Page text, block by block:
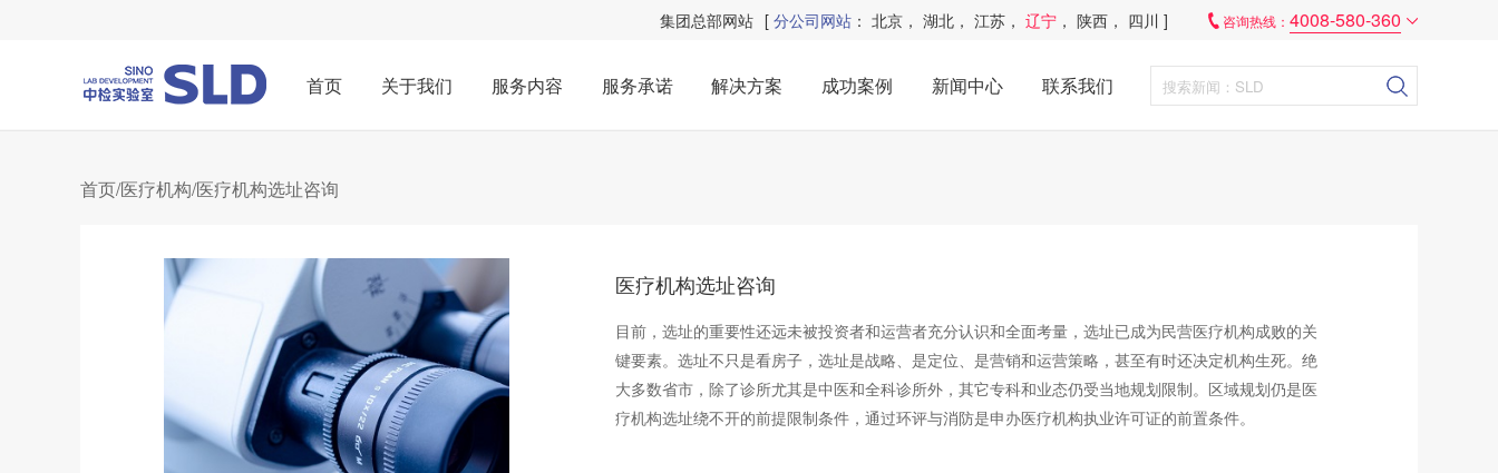
集团总部网站 [ 分公司网站 ： 北京 ， 湖北 ， 江苏 ， 辽宁 ， 陕西 ， 四川 ] 咨询热线： 4008-580-360
首页 关于我们 服务内容 服务承诺 解决方案 成功案例 新闻中心 联系我们
首页/医疗机构/医疗机构选址咨询
医疗机构选址咨询
目前，选址的重要性还远未被投资者和运营者充分认识和全面考量，选址已成为民营医疗机构成败的关
键要素。选址不只是看房子，选址是战略、是定位、是营销和运营策略，甚至有时还决定机构生死。绝
大多数省市，除了诊所尤其是中医和全科诊所外，其它专科和业态仍受当地规划限制。区域规划仍是医
疗机构选址绕不开的前提限制条件，通过环评与消防是申办医疗机构执业许可证的前置条件。